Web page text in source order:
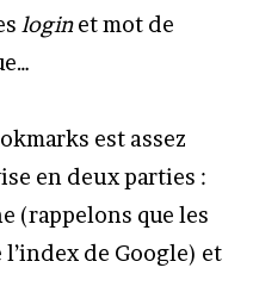
loginet mot de
est assez
en deux parties :
(rappelons que les
de Google) et